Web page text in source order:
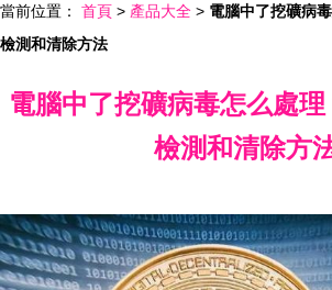
當前位置： 首頁 > 產品大全 > 電腦中了挖礦病
檢測和清除方法
電腦中了挖礦病毒怎么處
檢測和清除方